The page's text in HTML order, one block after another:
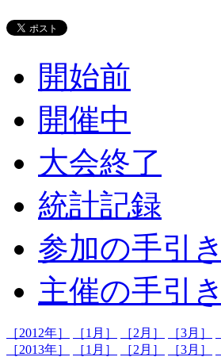
開始前
開催中
大会終了
統計記録
参加の手引き
主催の手引き
［2012年］ ［1月］ ［2月］ ［3月］
［2013年］
［1月］ ［2月］ ［3月］